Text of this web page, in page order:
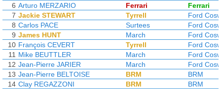
6 Arturo MERZARIO Ferrari
Ferrari
7 Jackie STEWART Tyrrell
Ford
8 Carlos PACE Surtees
Ford
9 James HUNT March
Ford
10 François CEVERT Tyrrell
Ford
11 Mike BEUTTLER March
Ford
12 Jean-Pierre JARIER March
Ford
13 Jean-Pierre BELTOISE BRM
BRM
14 Clay REGAZZONI BRM
BRM